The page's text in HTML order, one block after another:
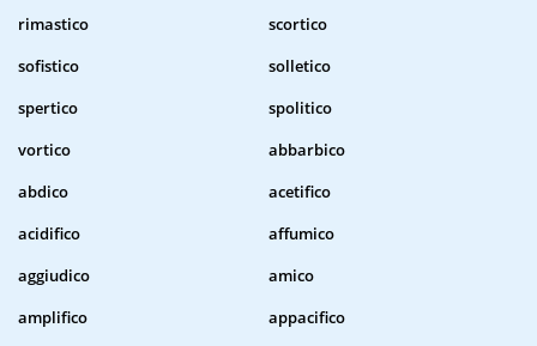
rimastico
scortico
sofistico
solletico
spertico
spolitico
vortico
abbarbico
abdico
acetifico
acidifico
affumico
aggiudico
amico
amplifico
appacifico